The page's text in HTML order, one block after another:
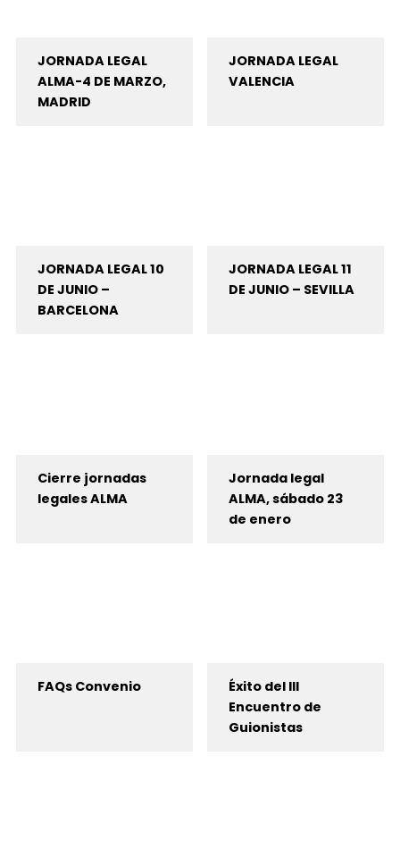
JORNADA LEGAL
ALMA-4 DE MARZO,
MADRID
JORNADA LEGAL
VALENCIA
JORNADA LEGAL 10
DE JUNIO –
BARCELONA
JORNADA LEGAL 11
DE JUNIO – SEVILLA
Cierre jornadas
legales ALMA
Jornada legal
ALMA, sábado 23
de enero
FAQs Convenio
Éxito del III
Encuentro de
Guionistas